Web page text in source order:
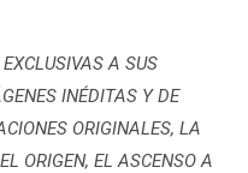
A SUS
INÉDITAS Y DE
ORIGINALES, LA
ORIGEN, EL ASCENSO A